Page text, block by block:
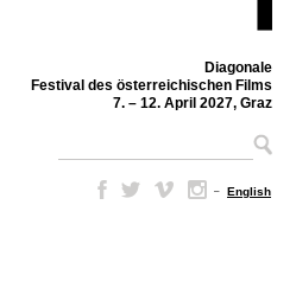
Diagonale
Festival des österreichischen Films
7. – 12. April 2027, Graz
– English